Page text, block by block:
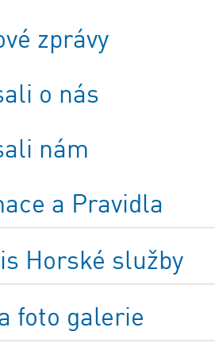
zprávy
o nás
nám
a Pravidla
Horské služby
foto galerie